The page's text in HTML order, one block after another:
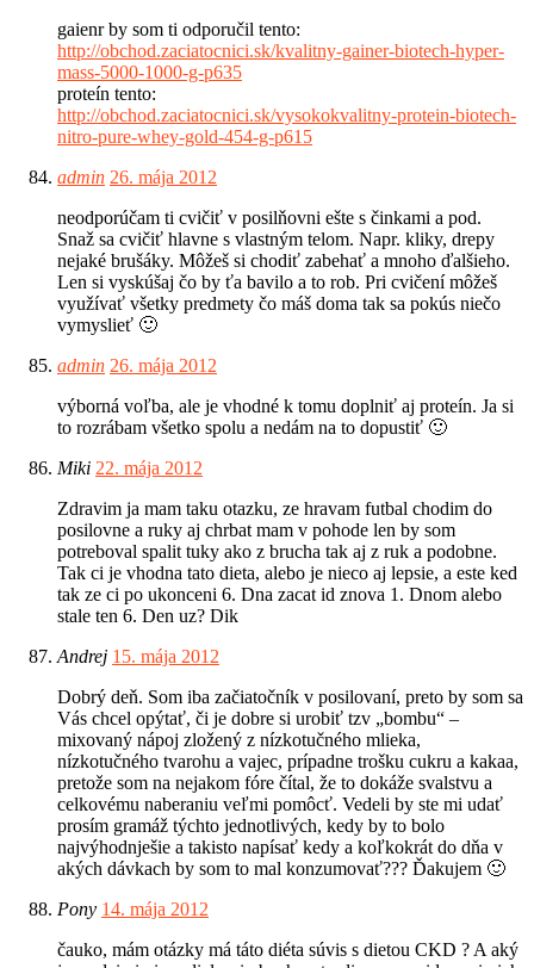
gaienr by som ti odporučil tento:
http://obchod.zaciatocnici.sk/kvalitny-gainer-biotech-hyper-
mass-5000-1000-g-p635
proteín tento:
http://obchod.zaciatocnici.sk/vysokokvalitny-protein-biotech-
nitro-pure-whey-gold-454-g-p615
admin 26. mája 2012
neodporúčam ti cvičiť v posilňovni ešte s činkami a pod.
Snaž sa cvičiť hlavne s vlastným telom. Napr. kliky, drepy
nejaké brušáky. Môžeš si chodiť zabehať a mnoho ďalšieho.
Len si vyskúšaj čo by ťa bavilo a to rob. Pri cvičení môžeš
využívať všetky predmety čo máš doma tak sa pokús niečo
vymyslieť 🙂
admin 26. mája 2012
výborná voľba, ale je vhodné k tomu doplniť aj proteín. Ja si
to rozrábam všetko spolu a nedám na to dopustiť 🙂
Miki 22. mája 2012
Zdravim ja mam taku otazku, ze hravam futbal chodim do
posilovne a ruky aj chrbat mam v pohode len by som
potreboval spalit tuky ako z brucha tak aj z ruk a podobne.
Tak ci je vhodna tato dieta, alebo je nieco aj lepsie, a este ked
tak ze ci po ukonceni 6. Dna zacat id znova 1. Dnom alebo
stale ten 6. Den uz? Dik
Andrej 15. mája 2012
Dobrý deň. Som iba začiatočník v posilovaní, preto by som sa
Vás chcel opýtať, či je dobre si urobiť tzv „bombu“ –
mixovaný nápoj zložený z nízkotučného mlieka,
nízkotučného tvarohu a vajec, prípadne trošku cukru a kakaa,
pretože som na nejakom fóre čítal, že to dokáže svalstvu a
celkovému naberaniu veľmi pomôcť. Vedeli by ste mi udať
prosím gramáž týchto jednotlivých, kedy by to bolo
najvýhodnješie a takisto napísať kedy a koľkokrát do dňa v
akých dávkach by som to mal konzumovať??? Ďakujem 🙂
Pony 14. mája 2012
čauko, mám otázky má táto diéta súvis s dietou CKD ? A aký